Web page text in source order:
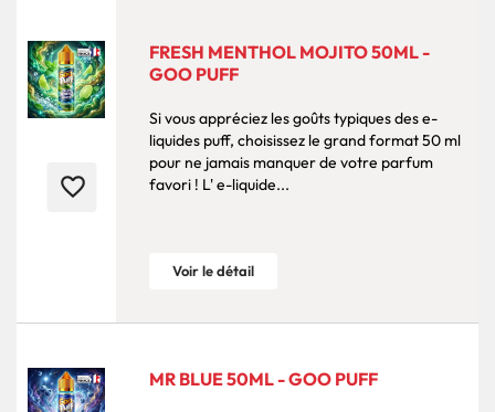
favorite_border
FRESH MENTHOL MOJITO 50ML -
GOO PUFF
Si vous appréciez les goûts typiques des e-
liquides puff, choisissez le grand format 50 ml
pour ne jamais manquer de votre parfum
favori ! L' e-liquide...
Voir le détail
MR BLUE 50ML - GOO PUFF